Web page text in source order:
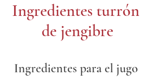
Ingredientes turrón
de jengibre
Ingredientes para el jugo